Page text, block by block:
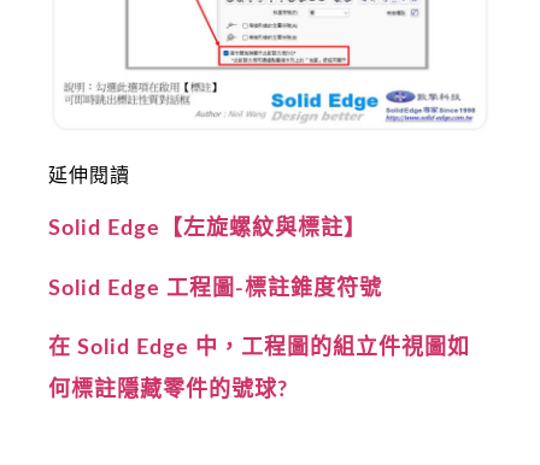
延伸閱讀
Solid Edge【左旋螺紋與標註】
Solid Edge 工程圖-標註錐度符號
在 Solid Edge 中，工程圖的組立件視圖如
何標註隱藏零件的號球?